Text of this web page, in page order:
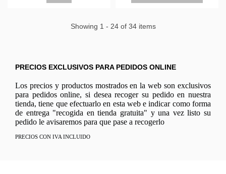
Showing 1 - 24 of 34 items
PRECIOS EXCLUSIVOS PARA PEDIDOS ONLINE
Los precios y productos mostrados en la web son exclusivos
para pedidos online, si desea recoger su pedido en nuestra
tienda, tiene que efectuarlo en esta web e indicar como forma
de entrega "recogida en tienda gratuita" y una vez listo su
pedido le avisaremos para que pase a recogerlo
PRECIOS CON IVA INCLUIDO